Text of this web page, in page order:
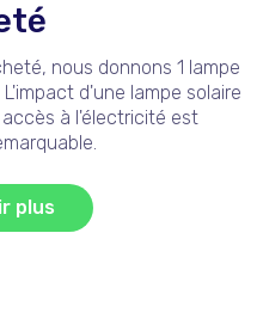
nous donnons 1 lampe
d'une lampe solaire
à l'électricité est
plus